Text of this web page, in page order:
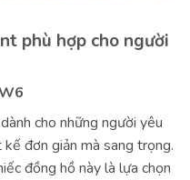
phù hợp cho người
cho những người yêu
đơn giản mà sang trọng.
đồng hồ này là lựa chọn